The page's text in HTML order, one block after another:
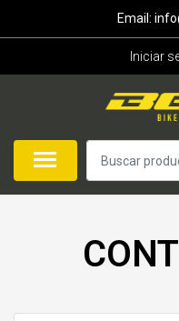
Email:
Iniciar